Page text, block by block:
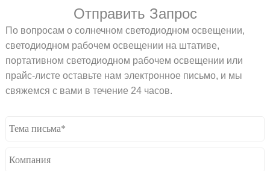
Отправить Запрос
По вопросам о солнечном светодиодном освещении,
светодиодном рабочем освещении на штативе,
портативном светодиодном рабочем освещении или
прайс-листе оставьте нам электронное письмо, и мы
свяжемся с вами в течение 24 часов.